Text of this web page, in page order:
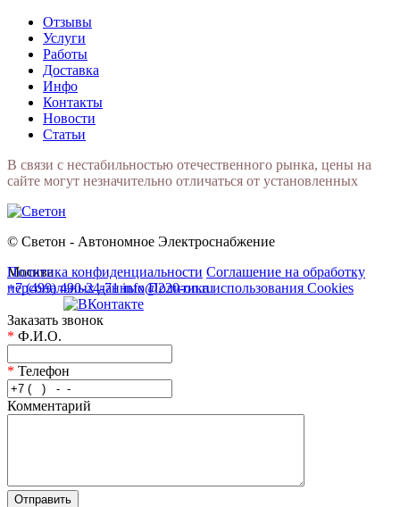
Отзывы
Услуги
Работы
Доставка
Инфо
Контакты
Новости
Статьи
В связи с нестабильностью отечественного рынка, цены на
сайте могут незначительно отличаться от установленных
© Светон - Автономное Электроснабжение
Москва
+7 (499) 490-24-71 info@220-on.ru
Политика конфиденциальности Соглашение на обработку
персональных данных Политика использования Cookies
Заказать звонок
* Ф.И.О.
* Телефон
Комментарий